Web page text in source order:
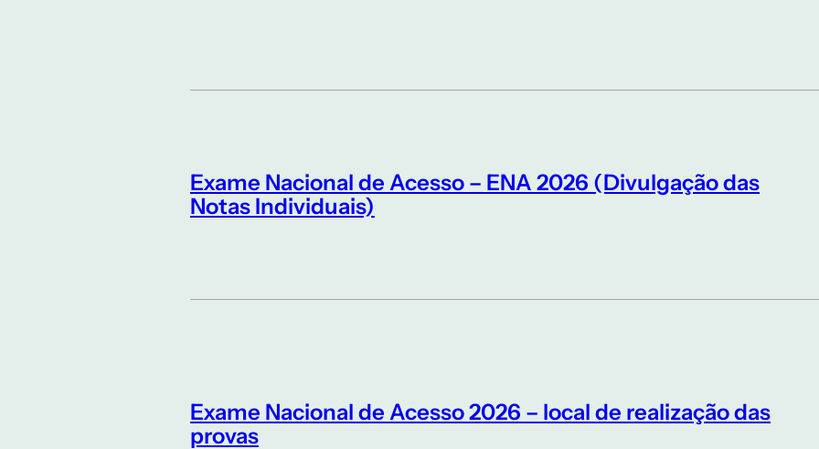
Exame Nacional de Acesso – ENA 2026 (Divulgação das
Notas Individuais)
Exame Nacional de Acesso 2026 – local de realização das
provas